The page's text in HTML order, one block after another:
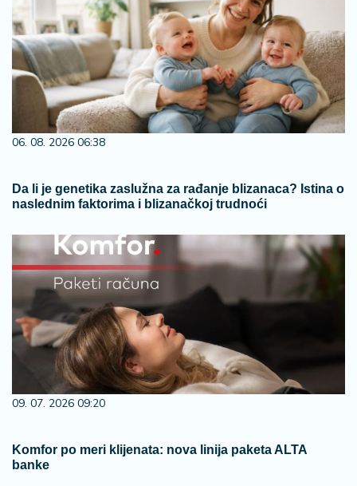
06. 08. 2026 06:38
Da li je genetika zaslužna za rađanje blizanaca? Istina o
naslednim faktorima i blizanačkoj trudnoći
09. 07. 2026 09:20
Komfor po meri klijenata: nova linija paketa ALTA
banke